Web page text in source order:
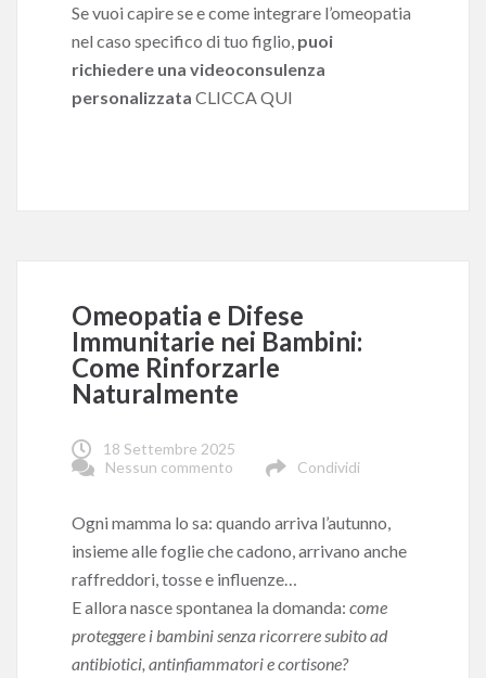
Se vuoi capire se e come integrare l’omeopatia
nel caso specifico di tuo figlio, puoi
richiedere una videoconsulenza
personalizzata CLICCA QUI
Omeopatia e Difese
Immunitarie nei Bambini:
Come Rinforzarle
Naturalmente
18 Settembre 2025
Nessun commento
Condividi
Ogni mamma lo sa: quando arriva l’autunno,
insieme alle foglie che cadono, arrivano anche
raffreddori, tosse e influenze…
E allora nasce spontanea la domanda: come
proteggere i bambini senza ricorrere subito ad
antibiotici, antinfiammatori e cortisone?